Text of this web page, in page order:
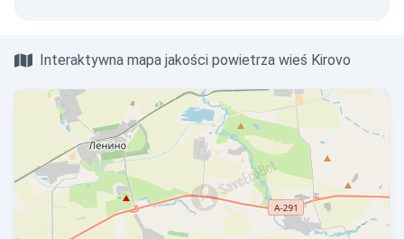
Interaktywna mapa jakości powietrza wieś Kirovo